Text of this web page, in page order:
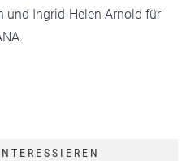
und Ingrid-Helen Arnold für